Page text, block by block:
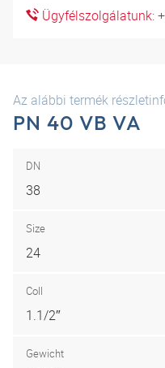
Ügyfélszolgálatunk:
Az alábbi termék
PN 40 VB VA
DN
38
Size
24
Coll
1.1/2″
Gewicht